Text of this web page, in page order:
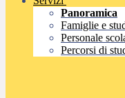
Panoramica
Famiglie e
Personale
Percorsi di